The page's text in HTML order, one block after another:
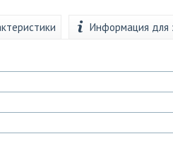
Информация для